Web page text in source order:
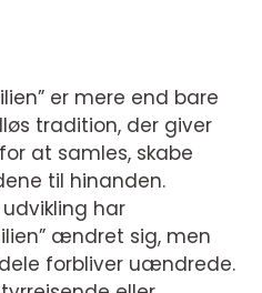
er mere end bare
tradition, der giver
at samles, skabe
til hinanden.
har
ændret sig, men
forbliver uændrede.